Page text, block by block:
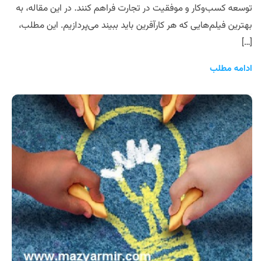
توسعه کسب‌وکار و موفقیت در تجارت فراهم کنند. در این مقاله، به
بهترین فیلم‌هایی که هر کارآفرین باید ببیند می‌پردازیم. این مطلب،
[…]
ادامه مطلب